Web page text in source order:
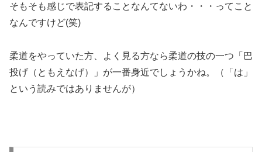
そもそも感じで表記することなんてないわ・・・ってこと
なんですけど(笑)
柔道をやっていた方、よく見る方なら柔道の技の一つ「巴
投げ（ともえなげ）」が一番身近でしょうかね。（「は」
という読みではありませんが）